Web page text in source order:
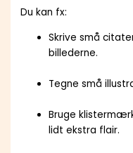
Du kan fx:
Skrive små
billederne.
Tegne små
Bruge
lidt ekstra flair.